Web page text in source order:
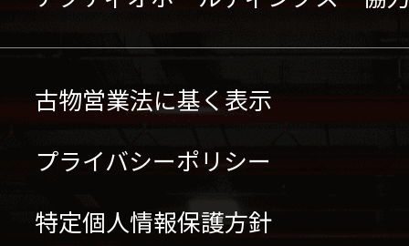
古物営業法に基く表示
プライバシーポリシー
特定個人情報保護方針